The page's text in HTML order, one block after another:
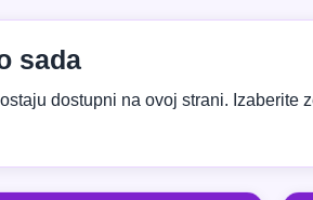
sada
dostupni na ovoj strani. Izaberite